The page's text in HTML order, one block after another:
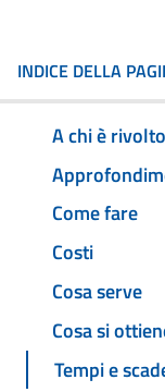
INDICE DELLA
A chi è rivolto
Come fare
Costi
Cosa serve
Cosa si
Tempi e